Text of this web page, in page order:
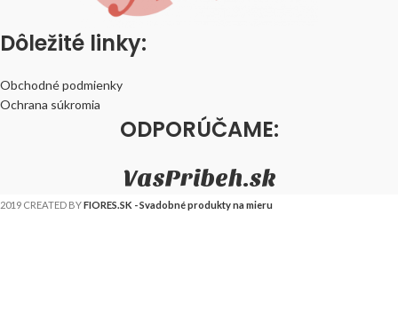
Dôležité linky:
Obchodné podmienky
Ochrana súkromia
ODPORÚČAME:
VasPribeh.sk
2019 CREATED BYFIORES.SK - Svadobné produkty na mieru